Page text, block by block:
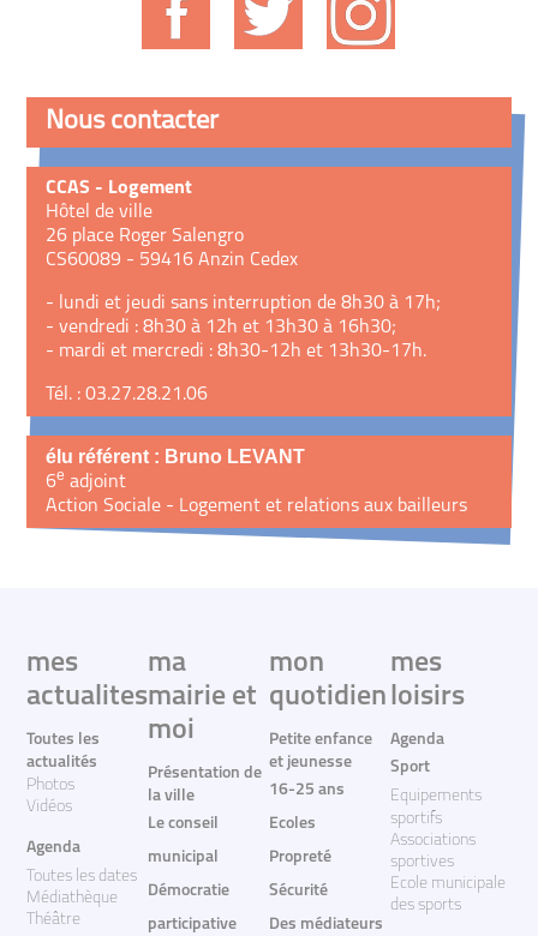
Nous contacter
CCAS - Logement
Hôtel de ville
26 place Roger Salengro
CS60089 - 59416 Anzin Cedex
- lundi et jeudi sans interruption de 8h30 à 17h;
- vendredi : 8h30 à 12h et 13h30 à 16h30;
- mardi et mercredi : 8h30-12h et 13h30-17h.
Tél. : 03.27.28.21.06
élu référent : Bruno LEVANT
6e adjoint
Action Sociale - Logement et relations aux bailleurs
mes
actualites
Toutes les
actualités
Photos
Vidéos
Agenda
Toutes les dates
Médiathèque
Théâtre
ma
mairie et
moi
Présentation de
la ville
Le conseil
municipal
Démocratie
participative
mon
quotidien
Petite enfance
et jeunesse
16-25 ans
Ecoles
Propreté
Sécurité
Des médiateurs
mes
loisirs
Agenda
Sport
Equipements
sportifs
Associations
sportives
Ecole municipale
des sports